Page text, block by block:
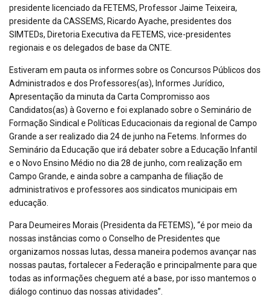
presidente licenciado da FETEMS, Professor Jaime Teixeira,
presidente da CASSEMS, Ricardo Ayache, presidentes dos
SIMTEDs, Diretoria Executiva da FETEMS, vice-presidentes
regionais e os delegados de base da CNTE.
Estiveram em pauta os informes sobre os Concursos Públicos dos
Administrados e dos Professores(as), Informes Jurídico,
Apresentação da minuta da Carta Compromisso aos
Candidatos(as) à Governo e foi explanado sobre o Seminário de
Formação Sindical e Políticas Educacionais da regional de Campo
Grande a ser realizado dia 24 de junho na Fetems. Informes do
Seminário da Educação que irá debater sobre a Educação Infantil
e o Novo Ensino Médio no dia 28 de junho, com realização em
Campo Grande, e ainda sobre a campanha de filiação de
administrativos e professores aos sindicatos municipais em
educação.
Para Deumeires Morais (Presidenta da FETEMS), “é por meio da
nossas instâncias como o Conselho de Presidentes que
organizamos nossas lutas, dessa maneira podemos avançar nas
nossas pautas, fortalecer a Federação e principalmente para que
todas as informações cheguem até a base, por isso mantemos o
diálogo continuo das nossas atividades”.